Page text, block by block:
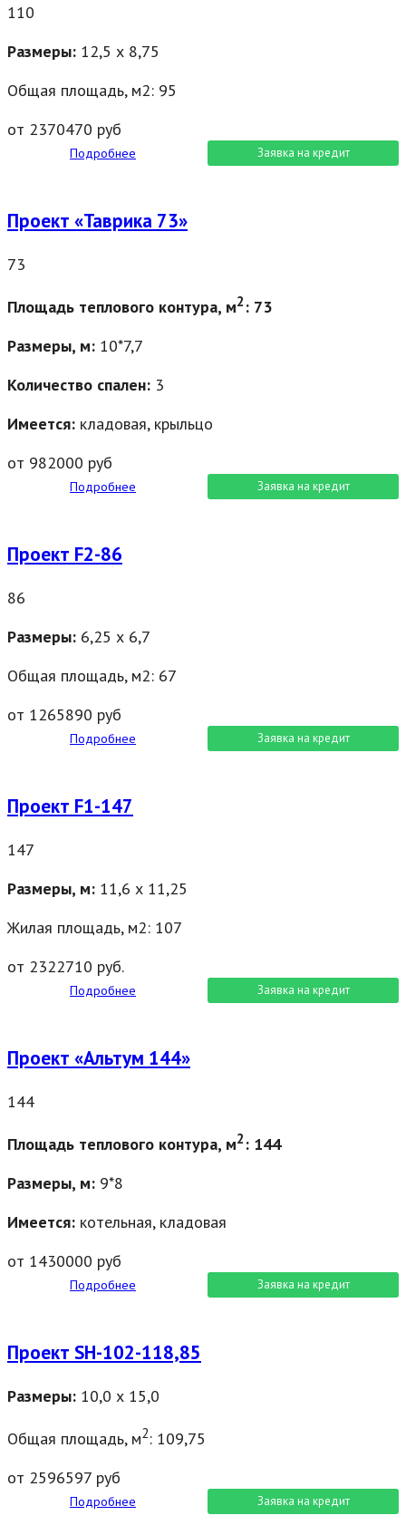
110
Размеры: 12,5 х 8,75
Общая площадь, м2: 95
от 2370470 руб
Подробнее Заявка на кредит
Проект «Таврика 73»
73
Площадь теплового контура, м2 : 73
Размеры, м: 10*7,7
Количество спален: 3
Имеется: кладовая, крыльцо
от 982000 руб
Подробнее Заявка на кредит
Проект F2-86
86
Размеры: 6,25 х 6,7
Общая площадь, м2: 67
от 1265890 руб
Подробнее Заявка на кредит
Проект F1-147
147
Размеры, м: 11,6 х 11,25
Жилая площадь, м2: 107
от 2322710 руб.
Подробнее Заявка на кредит
Проект «Альтум 144»
144
Площадь теплового контура, м2 : 144
Размеры, м: 9*8
Имеется: котельная, кладовая
от 1430000 руб
Подробнее Заявка на кредит
Проект SН-102-118,85
Размеры: 10,0 х 15,0
Общая площадь, м2: 109,75
от 2596597 руб
Подробнее Заявка на кредит